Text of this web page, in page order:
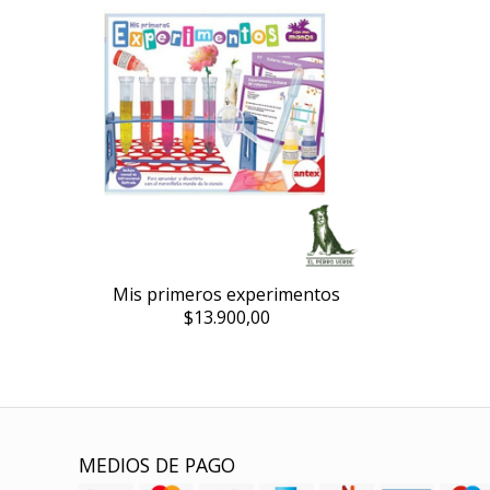
Mis primeros experimentos
$13.900,00
MEDIOS DE PAGO